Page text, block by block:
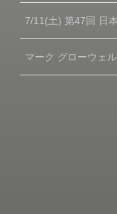
7/11(土) 第47回 日
マーク グローウェ